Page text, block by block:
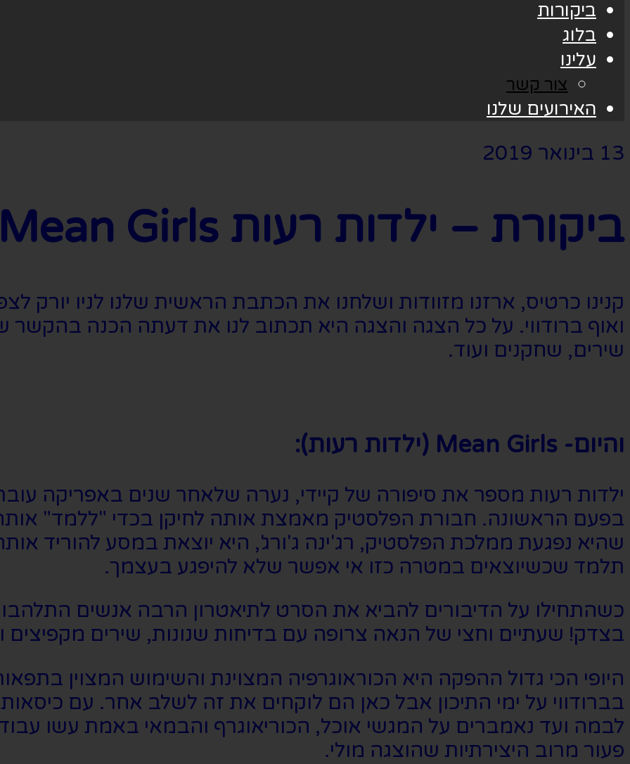
ביקורות
בלוג
עלינו
צור קשר
האירועים שלנו
13 בינואר 2019
ביקורת – ילדות רעות Mean Girls
קנינו כרטיס, ארזנו מזוודות ושלחנו את הכתבת הראשית שלנו לניו יורק
ואוף ברודווי. על כל הצגה והצגה היא תכתוב לנו את דעתה הכנה
שירים, שחקנים ועוד.
והיום- Mean Girls (ילדות רעות):
ילדות רעות מספר את סיפורה של קיידי, נערה שלאחר שנים באפריקה
בפעם הראשונה. חבורת הפלסטיק מאמצת אותה לחיקן בכדי "ללמד"
שהיא נפגעת ממלכת הפלסטיק, רג'ינה ג'ורג', היא יוצאת במסע להוריד
תלמד שכשיוצאים במטרה כזו אי אפשר שלא להיפגע בעצמך.
כשהתחילו על הדיבורים להביא את הסרט לתיאטרון הרבה אנשים התלהבו,
בצדק! שעתיים וחצי של הנאה צרופה עם בדיחות שנונות, שירים מקפיצים
היופי הכי גדול ההפקה היא הכוראוגרפיה המצוינת והשימוש המצוין
בברודווי על ימי התיכון אבל כאן הם לוקחים את זה לשלב אחר. עם
לבמה ועד נאמברים על המגשי אוכל, הכוריאוגרף והבמאי באמת עשו
פעור מרוב היצירתיות שהוצגה מולי.